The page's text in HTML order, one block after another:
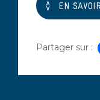
EN
Partager sur :